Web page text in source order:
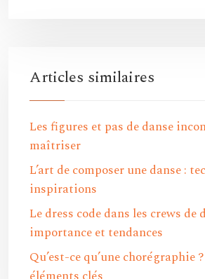
Articles similaires
Les figures et pas de danse
maîtriser
L’art de composer une danse :
inspirations
Le dress code dans les crews de
importance et tendances
Qu’est-ce qu’une chorégraphie